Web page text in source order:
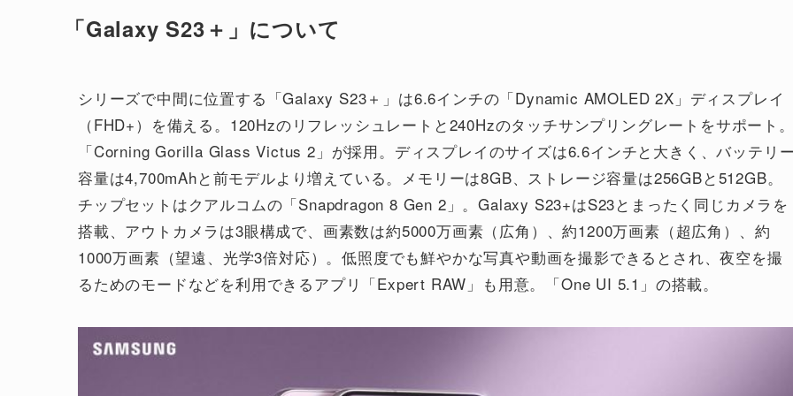
「Galaxy S23＋」について
シリーズで中間に位置する「Galaxy S23＋」は6.6インチの「Dynamic AMOLED 2X」ディスプレイ
（FHD+）を備える。120Hzのリフレッシュレートと240Hzのタッチサンプリングレートをサポート
「Corning Gorilla Glass Victus 2」が採用。ディスプレイのサイズは6.6インチと大きく、バッテリ
容量は4,700mAhと前モデルより増えている。メモリーは8GB、ストレージ容量は256GBと512GB。
チップセットはクアルコムの「Snapdragon 8 Gen 2」。Galaxy S23+はS23とまったく同じカメラを
搭載、アウトカメラは3眼構成で、画素数は約5000万画素（広角）、約1200万画素（超広角）、約
1000万画素（望遠、光学3倍対応）。低照度でも鮮やかな写真や動画を撮影できるとされ、夜空を撮
るためのモードなどを利用できるアプリ「Expert RAW」も用意。「One UI 5.1」の搭載。